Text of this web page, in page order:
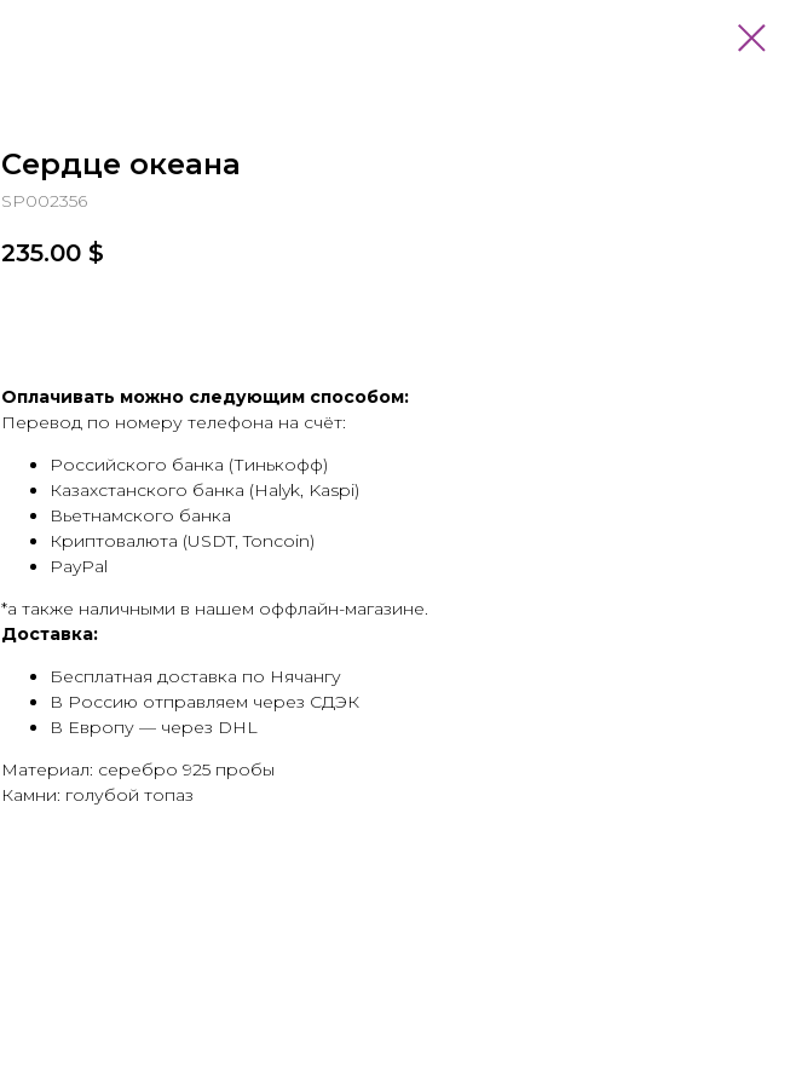
Сердце океана
SP002356
235.00 $
Оплачивать можно следующим способом:
Перевод по номеру телефона на счёт:
Российского банка (Тинькофф)
Казахстанского банка (Halyk, Kaspi)
Вьетнамского банка
Криптовалюта (USDT, Toncoin)
PayPal
*а также наличными в нашем оффлайн-магазине.
Доставка:
Бесплатная доставка по Нячангу
В Россию отправляем через СДЭК
В Европу — через DHL
Материал: серебро 925 пробы
Камни: голубой топаз